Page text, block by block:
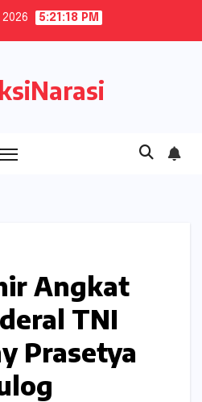
5:21:19 PM
Angkat
TNI
Prasetya